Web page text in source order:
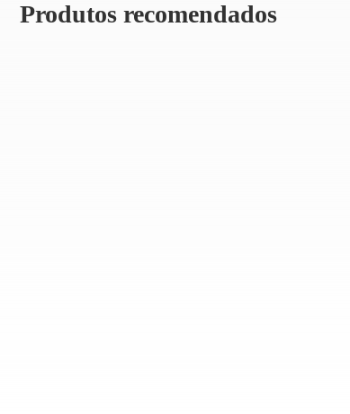
Produtos recomendados